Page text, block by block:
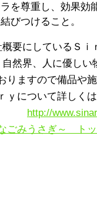
を尊重し、効果効
びつけること。
概要にしているＳｉ
然界、人に優し
りますので備品や
ｙについて詳しく
http://
ごみうさぎ～ ト